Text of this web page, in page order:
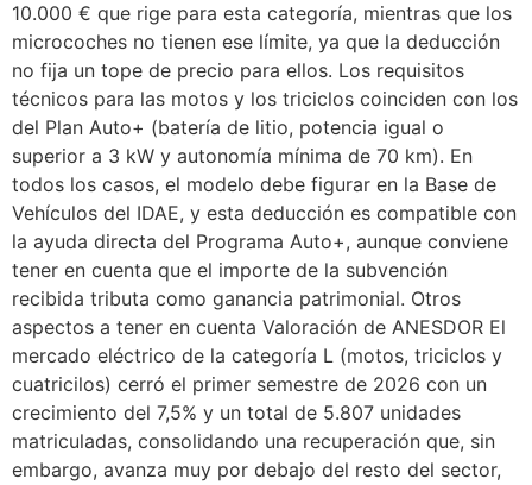
10.000 € que rige para esta categoría, mientras que los
microcoches no tienen ese límite, ya que la deducción
no fija un tope de precio para ellos. Los requisitos
técnicos para las motos y los triciclos coinciden con los
del Plan Auto+ (batería de litio, potencia igual o
superior a 3 kW y autonomía mínima de 70 km). En
todos los casos, el modelo debe figurar en la Base de
Vehículos del IDAE, y esta deducción es compatible con
la ayuda directa del Programa Auto+, aunque conviene
tener en cuenta que el importe de la subvención
recibida tributa como ganancia patrimonial. Otros
aspectos a tener en cuenta Valoración de ANESDOR El
mercado eléctrico de la categoría L (motos, triciclos y
cuatricilos) cerró el primer semestre de 2026 con un
crecimiento del 7,5% y un total de 5.807 unidades
matriculadas, consolidando una recuperación que, sin
embargo, avanza muy por debajo del resto del sector,